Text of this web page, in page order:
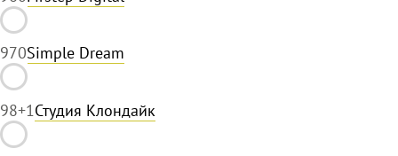
970Simple Dream
98+1Студия Клондайк